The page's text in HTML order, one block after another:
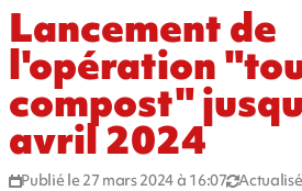
Lancement de
l'opération
compost"
avril 2024
Publié le 27 mars 2024 à 16:07